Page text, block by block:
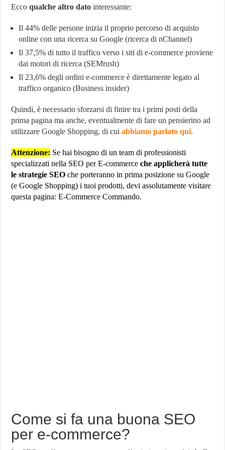
Ecco qualche altro dato interessante:
Il 44% delle persone inizia il proprio percorso di acquisto
online con una ricerca su Google (ricerca di nChannel)
Il 37,5% di tutto il traffico verso i siti di e-commerce proviene
dai motori di ricerca (SEMrush)
Il 23,6% degli ordini e-commerce è direttamente legato al
traffico organico (Business insider)
Quindi, è necessario sforzarsi di finire tra i primi posti della
prima pagina ma anche, eventualmente di fare un pensierino ad
utilizzare Google Shopping, di cuiabbiamo parlato qui.
Attenzione: Se hai bisogno di un team di professionisti
specializzati nella SEO per E-commerce che applicherà tutte
le strategie SEO che porteranno in prima posizione su Google
(e Google Shopping) i tuoi prodotti, devi assolutamente visitare
questa pagina:E-Commerce Commando.
Come si fa una buona SEO
per e-commerce?